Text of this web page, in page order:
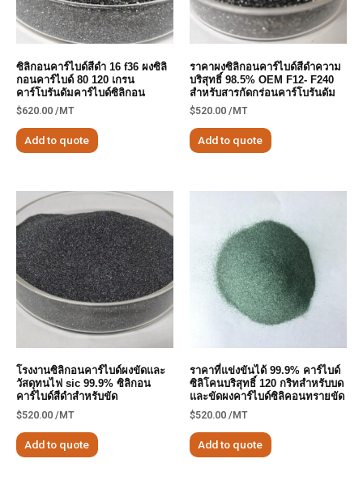
ซิลิกอนคาร์ไบด์สีดำ 16 f36 ผงซิลิ
กอนคาร์ไบด์ 80 120 เกรน
คาร์โบรันดัมคาร์ไบด์ซิลิกอน
$620.00 /MT
Add to quote
ราคาผงซิลิกอนคาร์ไบด์สีดำความ
บริสุทธิ์ 98.5% OEM F12- F240
สำหรับสารกัดกร่อนคาร์โบรันดัม
$520.00 /MT
Add to quote
โรงงานซิลิกอนคาร์ไบด์ผงขัดและ
วัสดุทนไฟ sic 99.9% ซิลิกอน
คาร์ไบด์สีดำสำหรับขัด
$520.00 /MT
Add to quote
ราคาที่แข่งขันได้ 99.9% คาร์ไบด์
ซิลิโคนบริสุทธิ์ 120 กริทสำหรับบด
และขัดผงคาร์ไบด์ซิลิคอนทรายขัด
$520.00 /MT
Add to quote